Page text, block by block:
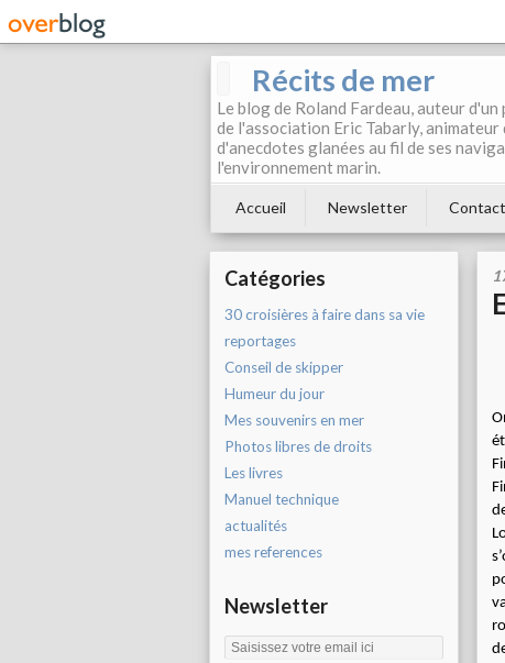
Récits de mer
Le blog de Roland Fardeau, auteur
de l'association Eric Tabarly,
d'anecdotes glanées au fil de ses
l'environnement marin.
Accueil Newsletter Contact
Catégories
30 croisières à faire dans sa vie
reportages
Conseil de skipper
Humeur du jour
Mes souvenirs en mer
Photos libres de droits
Les livres
Manuel technique
actualités
mes references
Newsletter